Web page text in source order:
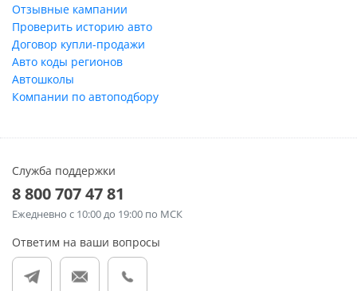
Отзывные кампании
Проверить историю авто
Договор купли-продажи
Авто коды регионов
Автошколы
Компании по автоподбору
Служба поддержки
8 800 707 47 81
Ежедневно с 10:00 до 19:00 по МСК
Ответим на ваши вопросы